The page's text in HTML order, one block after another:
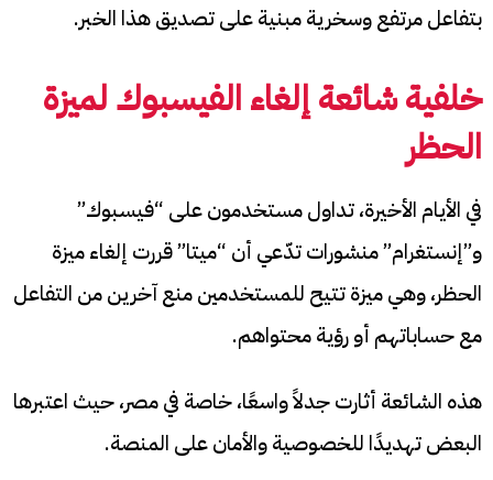
بتفاعل مرتفع وسخرية مبنية على تصديق هذا الخبر.
خلفية شائعةإلغاء الفيسبوك لميزة
الحظر
في الأيام الأخيرة، تداول مستخدمون على “فيسبوك”
و”إنستغرام” منشورات تدّعي أن “ميتا” قررت إلغاء ميزة
الحظر، وهي ميزة تتيح للمستخدمين منع آخرين من التفاعل
مع حساباتهم أو رؤية محتواهم.
هذه الشائعة أثارت جدلاً واسعًا، خاصة في مصر، حيث اعتبرها
البعض تهديدًا للخصوصية والأمان على المنصة.